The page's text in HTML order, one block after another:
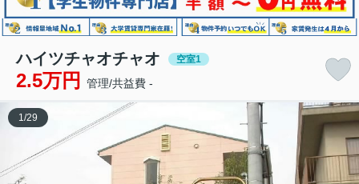
ハイツチャオチャオ 空室1
2.5万円 管理/共益費 -
1/29